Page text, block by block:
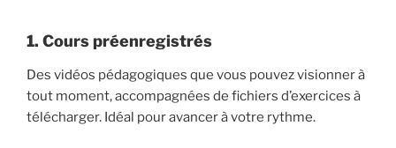
1. Cours préenregistrés
Des vidéos pédagogiques que vous pouvez visionner à
tout moment, accompagnées de fichiers d’exercices à
télécharger. Idéal pour avancer à votre rythme.